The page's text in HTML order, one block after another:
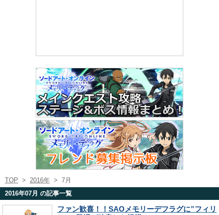
TOP > 2016年 > 7月
2016年07月 の記事一覧
ファン歓喜！！SAOメモリーデフラグに”フィリ